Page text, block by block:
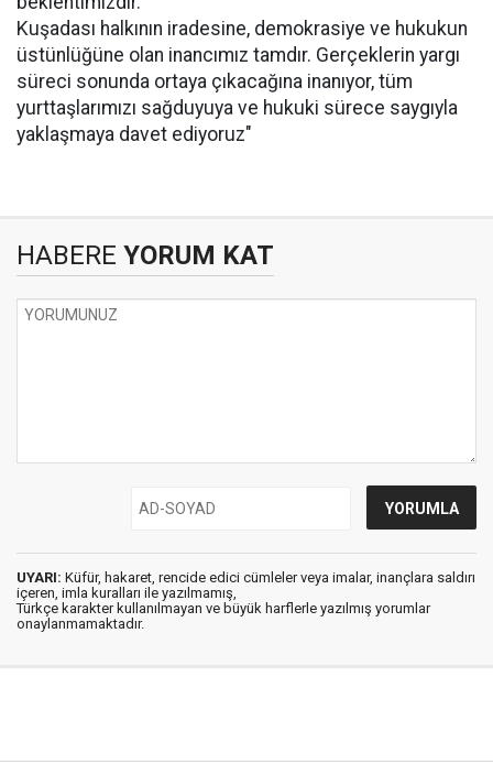
Kuşadası halkının iradesine, demokrasiye ve hukukun
üstünlüğüne olan inancımız tamdır. Gerçeklerin yargı
süreci sonunda ortaya çıkacağına inanıyor, tüm
yurttaşlarımızı sağduyuya ve hukuki sürece saygıyla
yaklaşmaya davet ediyoruz"
HABERE YORUM KAT
UYARI: Küfür, hakaret, rencide edici cümleler veya imalar, inançlara saldırı
içeren, imla kuralları ile yazılmamış,
Türkçe karakter kullanılmayan ve büyük harflerle yazılmış yorumlar
onaylanmamaktadır.